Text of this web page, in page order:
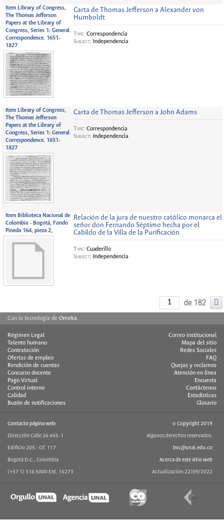
Item Library of Congress,
The Thomas Jefferson
Papers at the Library of
Congress, Series 1: General
Correspondence. 1651-
1827
Carta de Thomas Jefferson a Alexander von
Humboldt
Type: Correspondencia
Subject: Independencia
Item Library of Congress,
The Thomas Jefferson
Papers at the Library of
Congress, Series 1: General
Correspondence. 1651-
1827
Carta de Thomas Jefferson a John Adams
Type: Correspondencia
Subject: Independencia
Item Biblioteca Nacional de
Colombia - Bogotá, Fondo
Pineda 164, pieza 2,
Relación de la jura de nuestro católico monarca el
señor don Fernando Séptimo hecha por el
Cabildo de la Villa de la Purificación
Type: Cuaderillo
Subject: Independencia
de 182
Con la tecnología de Omeka.
Régimen Legal
Talento humano
Contratación
Ofertas de empleo
Rendición de cuentas
Concurso docente
Pago Virtual
Control interno
Calidad
Buzón de notificaciones
Correo institucional
Mapa del sitio
Redes Sociales
FAQ
Quejas y reclamos
Atención en línea
Encuesta
Contáctenos
Estadísticas
Glosario
Contacto página web:
Dirección Calle 26 #45-1
Edificio 205 - Of. 117
Bogotá D.C., Colombia
(+57 1) 316 5000 Ext. 16273
© Copyright 2019
Algunos derechos reservados.
bvc@unal.edu.co
Acerca de este sitio web
Actualización:22/09/2022